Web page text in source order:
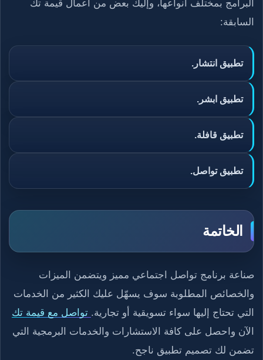
البرامج بمختلف أنواعها، وإليك بعض من أعمال قيمة تك
السابقة:
تطبيق انتشار.
تطبيق ابشر.
تطبيق قافلة.
تطبيق تواصل.
الخاتمة
صناعة برنامج تواصل اجتماعي مميز ويتضمن الميزات
والخصائص المطلوبة سوف يسهّل عليك الكثير من الخدمات
التي تحتاج إليها سواء تسويقية أو تجارية. تواصل مع قيمة تك
الآن واحصل على كافة الاستشارات والخدمات البرمجية التي
تضمن لك تصميم تطبيق ناجح.